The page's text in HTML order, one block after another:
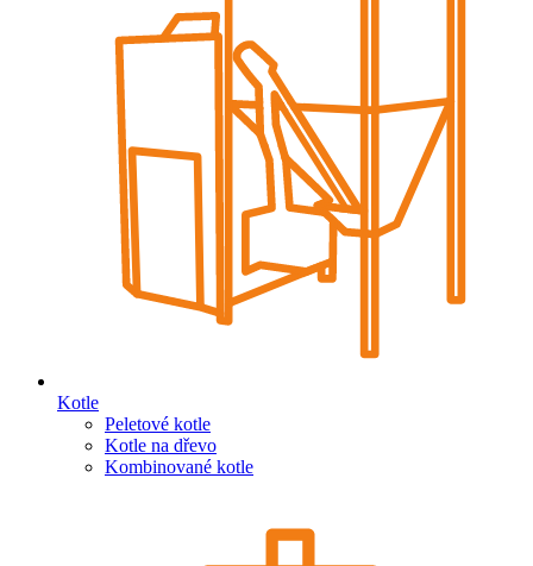
Kotle
Peletové kotle
Kotle na dřevo
Kombinované kotle